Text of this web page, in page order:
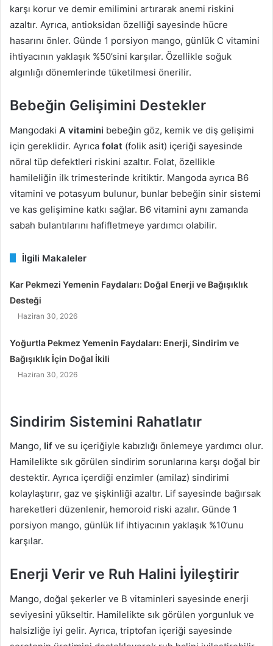
karşı korur ve demir emilimini artırarak anemi riskini
azaltır. Ayrıca, antioksidan özelliği sayesinde hücre
hasarını önler. Günde 1 porsiyon mango, günlük C vitamini
ihtiyacının yaklaşık %50’sini karşılar. Özellikle soğuk
algınlığı dönemlerinde tüketilmesi önerilir.
Bebeğin Gelişimini Destekler
Mangodaki A vitamini bebeğin göz, kemik ve diş gelişimi
için gereklidir. Ayrıca folat (folik asit) içeriği sayesinde
nöral tüp defektleri riskini azaltır. Folat, özellikle
hamileliğin ilk trimesterinde kritiktir. Mangoda ayrıca B6
vitamini ve potasyum bulunur, bunlar bebeğin sinir sistemi
ve kas gelişimine katkı sağlar. B6 vitamini aynı zamanda
sabah bulantılarını hafifletmeye yardımcı olabilir.
İlgili Makaleler
Kar Pekmezi Yemenin Faydaları: Doğal Enerji ve Bağışıklık
Desteği
Haziran 30, 2026
Yoğurtla Pekmez Yemenin Faydaları: Enerji, Sindirim ve
Bağışıklık İçin Doğal İkili
Haziran 30, 2026
Sindirim Sistemini Rahatlatır
Mango, lif ve su içeriğiyle kabızlığı önlemeye yardımcı olur.
Hamilelikte sık görülen sindirim sorunlarına karşı doğal bir
destektir. Ayrıca içerdiği enzimler (amilaz) sindirimi
kolaylaştırır, gaz ve şişkinliği azaltır. Lif sayesinde bağırsak
hareketleri düzenlenir, hemoroid riski azalır. Günde 1
porsiyon mango, günlük lif ihtiyacının yaklaşık %10’unu
karşılar.
Enerji Verir ve Ruh Halini İyileştirir
Mango, doğal şekerler ve B vitaminleri sayesinde enerji
seviyesini yükseltir. Hamilelikte sık görülen yorgunluk ve
halsizliğe iyi gelir. Ayrıca, triptofan içeriği sayesinde